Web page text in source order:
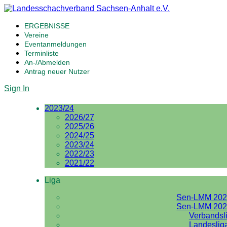
ERGEBNISSE
Vereine
Eventanmeldungen
Terminliste
An-/Abmelden
Antrag neuer Nutzer
Sign In
2023/24
2026/27
2025/26
2024/25
2023/24
2022/23
2021/22
Liga
Sen-LMM
Sen-LMM